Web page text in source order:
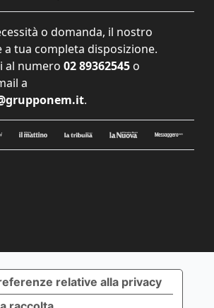
o domanda, il nostro
a tua completa disposizione.
al numero 02 89362545 o
a
.
relative alla privacy